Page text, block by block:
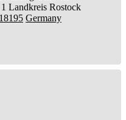
Landkreis Rostock
18195 Germany